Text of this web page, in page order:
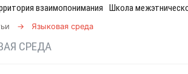
взаимопонимания Школа
→ Языковая среда
СРЕДА